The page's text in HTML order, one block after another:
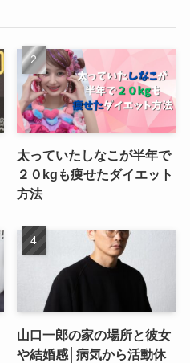
太っていたしなこが半年で
２０kgも痩せたダイエット
方法
山口一郎の家の場所と彼女
や結婚感│病気から活動休